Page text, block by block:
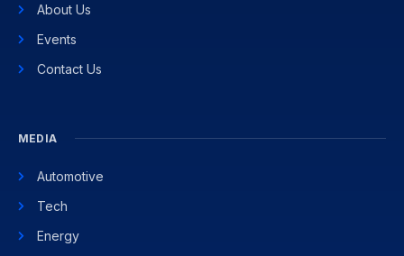
About Us
Events
Contact Us
MEDIA
Automotive
Tech
Energy